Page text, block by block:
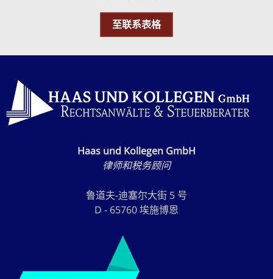
至联系表格
Haas und Kollegen GmbH
律师和税务顾问
鲁道夫-迪塞尔大街 5 号
D - 65760 埃施博恩